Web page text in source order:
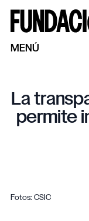
MENÚ
La
permite
Fotos: CSIC